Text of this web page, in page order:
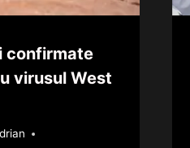
confirmate
virusul West